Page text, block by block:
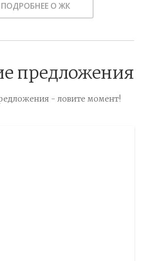
ПОДРОБНЕЕ О ЖК
предложения
- ловите момент!